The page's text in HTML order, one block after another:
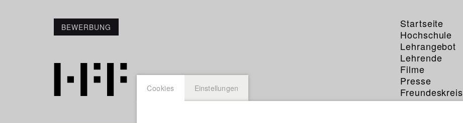
BEWERBUNG
Startseite
Hochschule
Lehrangebot
Lehrende
Filme
Presse
Freundeskreis
Service
Cookies Einstellungen